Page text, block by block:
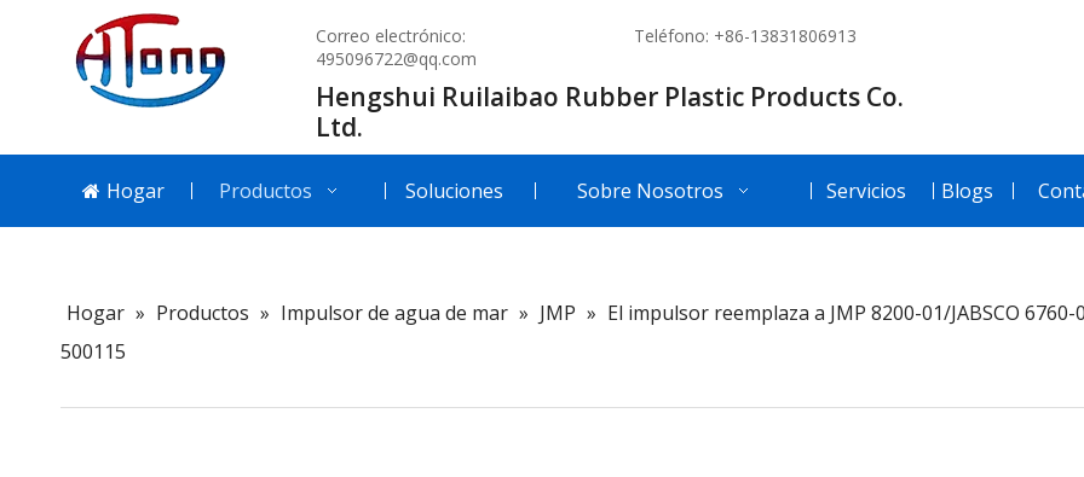
Correo electrónico:
495096722@qq.com
Teléfono: +86-13831806913
Hengshui Ruilaibao Rubber Plastic Products Co.
Ltd.
Hogar Productos Soluciones Sobre Nosotros Servicios Blogs
Hogar » Productos » Impulsor de agua de mar » JMP » El impulsor reemplaza a JMP 8200-01/JABSCO
500115